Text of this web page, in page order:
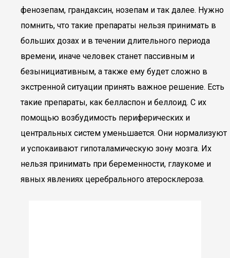
фенозепам, грандаксин, нозепам и так далее. Нужно
помнить, что такие препараты нельзя принимать в
больших дозах и в течении длительного периода
времени, иначе человек станет пассивным и
безынициативным, а также ему будет сложно в
экстренной ситуации принять важное решение. Есть
такие препараты, как белласпон и беллоид. С их
помощью возбудимость периферических и
центральных систем уменьшается. Они нормализуют
и успокаивают гипоталамическую зону мозга. Их
нельзя принимать при беременности, глаукоме и
явных явлениях церебрального атеросклероза.